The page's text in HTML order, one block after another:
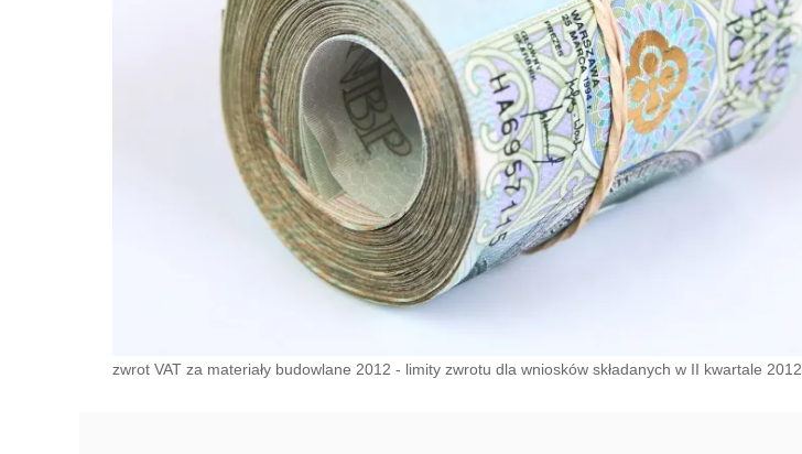
zwrot VAT za materiały budowlane 2012 - limity zwrotu dla wniosków składanych w II kwartale 2012